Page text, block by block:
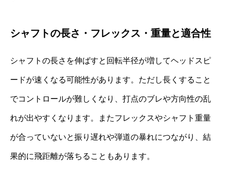
シャフトの長さ・フレックス・重量と適合性
シャフトの長さを伸ばすと回転半径が増してヘッドスピ
ードが速くなる可能性があります。ただし長くすること
でコントロールが難しくなり、打点のブレや方向性の乱
れが出やすくなります。またフレックスやシャフト重量
が合っていないと振り遅れや弾道の暴れにつながり、結
果的に飛距離が落ちることもあります。